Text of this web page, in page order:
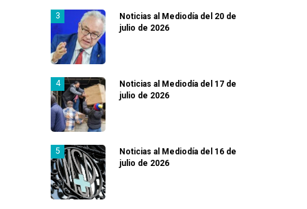
Noticias al Mediodía del 20 de
julio de 2026
Noticias al Mediodía del 17 de
julio de 2026
Noticias al Mediodía del 16 de
julio de 2026